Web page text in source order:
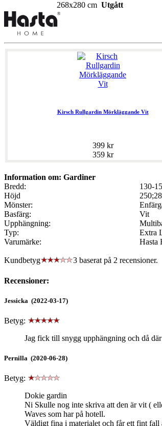
268x280 cm Utgått
Kirsch Rullgardin Mörkläggande Vit
399 kr
359 kr
Information om: Gardiner
Bredd:
130-
Höjd
Mönster:
Basfärg:
Vit
Upphängning:
Typ:
Extra
Varumärke:
Hasta
Kundbetyg 3 baserat på 2 recensioner.
Recensioner:
Jessicka (2022-03-17)
Betyg:
Jag fick till snygg upphängning och då
Pernilla (2020-06-28)
Betyg:
Dokie gardin
Ni Skulle nog inte skriva att den är vit (
Waves som har på hotell.
Väldigt fina i materialet och får ett fint fall